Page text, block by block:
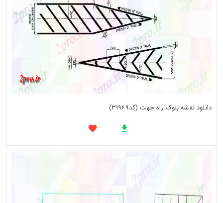
دانلود نقشه بلوک راه جهت (کد31969)